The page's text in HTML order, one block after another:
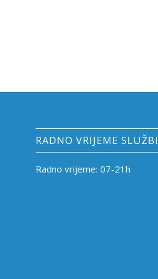
RADNO VRIJEME SLUŽBI
Radno vrijeme: 07-21h